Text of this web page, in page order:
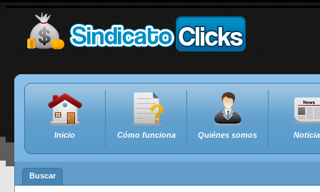
Inicio Cómo funciona Quiénes somos
Buscar